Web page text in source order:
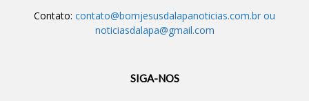
Contato: contato@bomjesusdalapanoticias.com.br ou
noticiasdalapa@gmail.com
SIGA-NOS